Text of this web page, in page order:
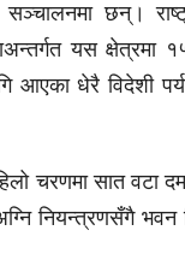
सञ्चालनमा छन्।
यस क्षेत्रमा
आएका धेरै विदेशी
चरणमा सात वटा
नियन्त्रणसँगै